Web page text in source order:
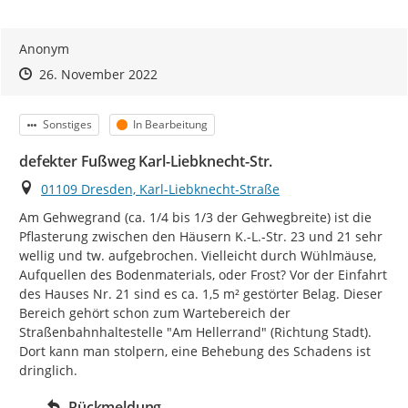
Anonym
Zeitpunkt des Erstellens
Zeitpunkt des Erstellens
26. November 2022Zur Äußerung
Kategorie
Sonstiges Status
In Bearbeitung
defekter Fußweg Karl-Liebknecht-Str.
Ort
01109 Dresden, Karl-Liebknecht-Straße
Am Gehwegrand (ca. 1/4 bis 1/3 der Gehwegbreite) ist die
Pflasterung zwischen den Häusern K.-L.-Str. 23 und 21 sehr
wellig und tw. aufgebrochen. Vielleicht durch Wühlmäuse,
Aufquellen des Bodenmaterials, oder Frost? Vor der Einfahrt
des Hauses Nr. 21 sind es ca. 1,5 m² gestörter Belag. Dieser
Bereich gehört schon zum Wartebereich der
Straßenbahnhaltestelle "Am Hellerrand" (Richtung Stadt).
Dort kann man stolpern, eine Behebung des Schadens ist
dringlich.